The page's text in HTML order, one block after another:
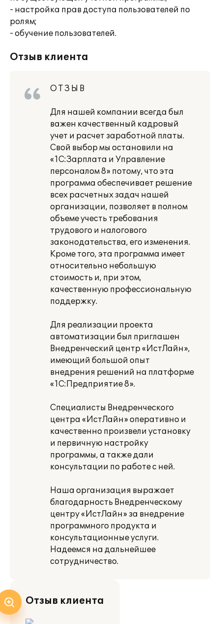
- настройка прав доступа пользователей по
ролям;
- обучение пользователей.
Отзыв клиента
О Т З Ы В
Для нашей компании всегда был
важен качественный кадровый
учет и расчет заработной платы.
Свой выбор мы остановили на
«1С:Зарплата и Управление
персоналом 8» потому, что эта
программа обеспечивает решение
всех расчетных задач нашей
организации, позволяет в полном
объеме учесть требования
трудового и налогового
законодательства, его изменения.
Кроме того, эта программа имеет
относительно небольшую
стоимость и, при этом,
качественную профессиональную
поддержку.
Для реализации проекта
автоматизации был приглашен
Внедренческий центр «ИстЛайн»,
имеющий большой опыт
внедрения решений на платформе
«1С:Предприятие 8».
Специалисты Внедренческого
центра «ИстЛайн» оперативно и
качественно произвели установку
и первичную настройку
программы, а также дали
консультации по работе с ней.
Наша организация выражает
благодарность Внедренческому
центру «ИстЛайн» за внедрение
программного продукта и
консультационные услуги.
Надеемся на дальнейшее
сотрудничество.
Отзыв клиента